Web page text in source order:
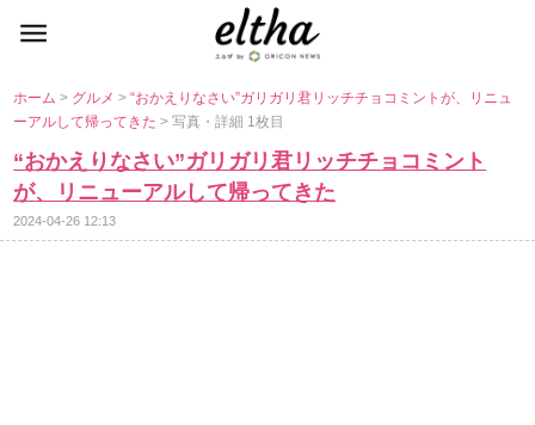
ホーム> グルメ>“おかえりなさい”ガリガリ君リッチチョコミントが、リニュ
ーアルして帰ってきた> 写真・詳細 1枚目
“おかえりなさい”ガリガリ君リッチチョコミント
が、リニューアルして帰ってきた
2024-04-26 12:13